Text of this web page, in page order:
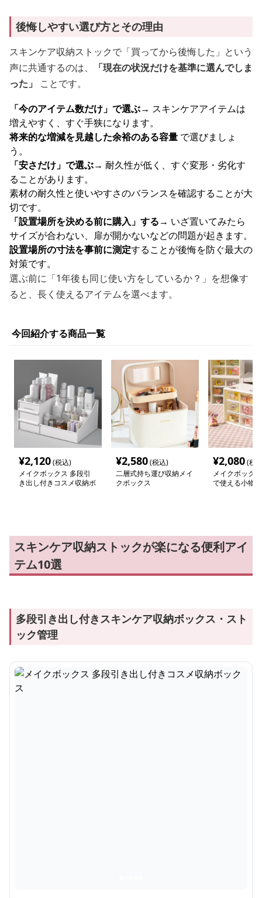
後悔しやすい選び方とその理由
スキンケア収納ストックで「買ってから後悔した」という
声に共通するのは、
「現在の状況だけを基準に選んでしま
った」
ことです。
「今のアイテム数だけ」で選ぶ→ スキンケアアイテムは
増えやすく、すぐ手狭になります。
将来的な増減を見越した余裕のある容量 で選びましょ
う。
「安さだけ」で選ぶ→ 耐久性が低く、すぐ変形・劣化す
ることがあります。
素材の耐久性と使いやすさのバランスを確認することが大
切です。
「設置場所を決める前に購入」する→ いざ置いてみたら
サイズが合わない、扉が開かないなどの問題が起きます。
設置場所の寸法を事前に測定することが後悔を防ぐ最大の
対策です。
選ぶ前に「1年後も同じ使い方をしているか？」を想像す
ると、長く使えるアイテムを選べます。
今回紹介する商品一覧
¥2,120(税込)
メイクボックス 多段引
き出し付きコスメ収納ボ
¥2,580(税込)
二層式持ち運び収納メイ
クボックス
¥2,080(税
メイクボック
で使える小物
スキンケア収納ストックが楽になる便利アイ
テム10選
多段引き出し付きスキンケア収納ボックス・スト
ック管理